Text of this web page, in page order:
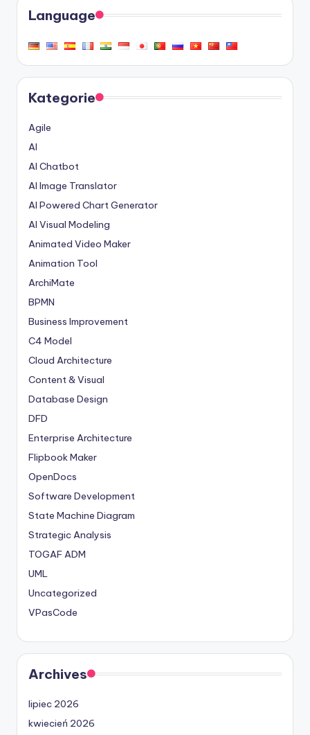
Language
Kategorie
Agile
AI
AI Chatbot
AI Image Translator
AI Powered Chart Generator
AI Visual Modeling
Animated Video Maker
Animation Tool
ArchiMate
BPMN
Business Improvement
C4 Model
Cloud Architecture
Content & Visual
Database Design
DFD
Enterprise Architecture
Flipbook Maker
OpenDocs
Software Development
State Machine Diagram
Strategic Analysis
TOGAF ADM
UML
Uncategorized
VPasCode
Archives
lipiec 2026
kwiecień 2026